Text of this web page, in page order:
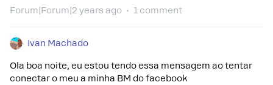
Forum|Forum|2 years ago 1 comment
Ivan Machado
Ola boa noite, eu estou tendo essa mensagem ao tentar
conectar o meu a minha BM do facebook